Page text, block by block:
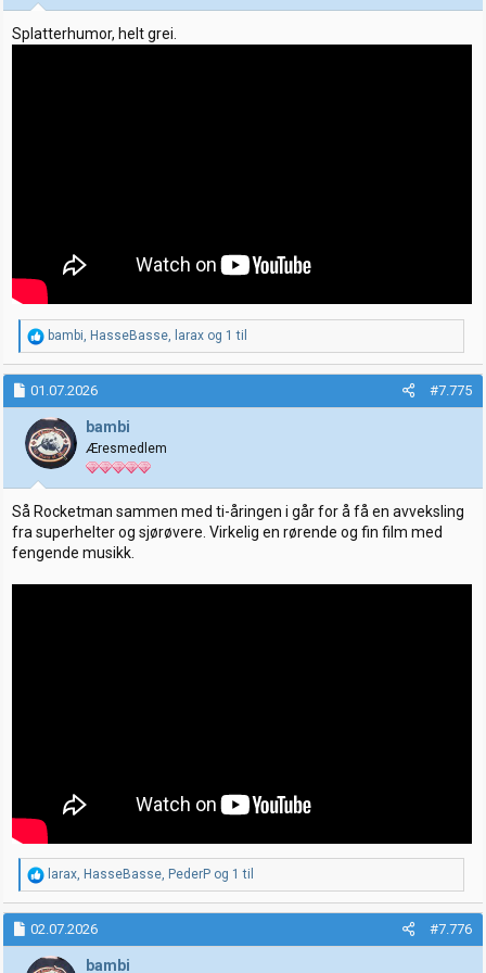
r
:
Splatterhumor, helt grei.
R
e
a
k
s
j
o
n
e
r
:
bambi, HasseBasse, larax og 1 til
01.07.2026 #7.775
bambi
Æresmedlem
Så Rocketman sammen med ti-åringen i går for å få en avveksling
fra superhelter og sjørøvere. Virkelig en rørende og fin film med
fengende musikk.
R
e
a
k
s
j
larax, HasseBasse, PederP og 1 til
02.07.2026 #7.776
bambi